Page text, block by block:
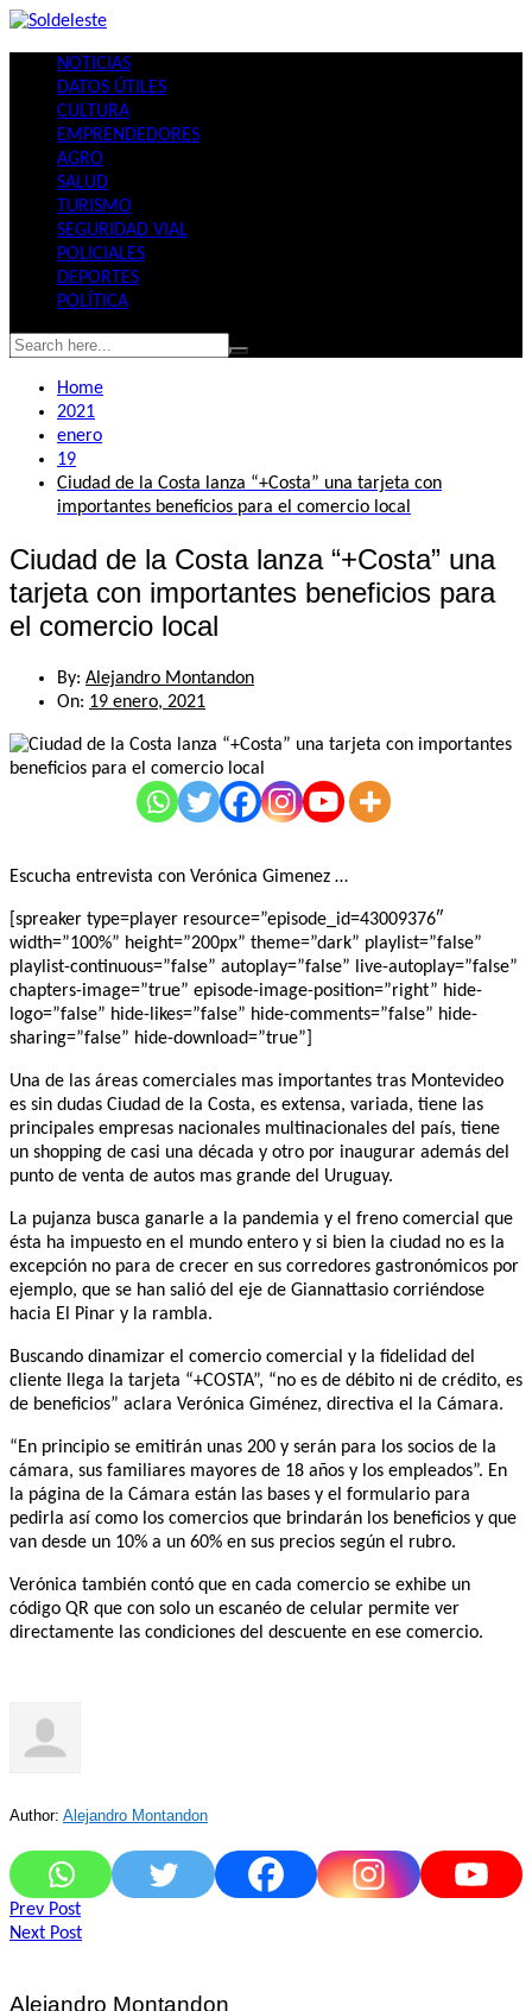
Skip
contentNOTICIAS
DATOS ÚTILES
CULTURA
EMPRENDEDORES
AGRO
SALUD
TURISMO
SEGURIDAD VIAL
POLICIALES
DEPORTES
POLÍTICA
Home
2021
enero
19
Ciudad de la Costa lanza “+Costa” una tarjeta con
importantes beneficios para el comercio local
Ciudad de la Costa lanza “+Costa” una
tarjeta con importantes beneficios para
el comercio local
By: Alejandro Montandon
On: 19 enero, 2021
Escucha entrevista con Verónica Gimenez …
[spreaker type=player resource=”episode_id=43009376″
width=”100%” height=”200px” theme=”dark” playlist=”false”
playlist-continuous=”false” autoplay=”false” live-autoplay=”false”
chapters-image=”true” episode-image-position=”right” hide-
logo=”false” hide-likes=”false” hide-comments=”false” hide-
sharing=”false” hide-download=”true”]
Una de las áreas comerciales mas importantes tras Montevideo
es sin dudas Ciudad de la Costa, es extensa, variada, tiene las
principales empresas nacionales multinacionales del país, tiene
un shopping de casi una década y otro por inaugurar además del
punto de venta de autos mas grande del Uruguay.
La pujanza busca ganarle a la pandemia y el freno comercial que
ésta ha impuesto en el mundo entero y si bien la ciudad no es la
excepción no para de crecer en sus corredores gastronómicos por
ejemplo, que se han salió del eje de Giannattasio corriéndose
hacia El Pinar y la rambla.
Buscando dinamizar el comercio comercial y la fidelidad del
cliente llega la tarjeta “+COSTA”, “no es de débito ni de crédito, es
de beneficios” aclara Verónica Giménez, directiva el la Cámara.
“En principio se emitirán unas 200 y serán para los socios de la
cámara, sus familiares mayores de 18 años y los empleados”. En
la página de la Cámara están las bases y el formulario para
pedirla así como los comercios que brindarán los beneficios y que
van desde un 10% a un 60% en sus precios según el rubro.
Verónica también contó que en cada comercio se exhibe un
código QR que con solo un escanéo de celular permite ver
directamente las condiciones del descuente en ese comercio.
Author: Alejandro Montandon
Navegación
de
Prev Post
Next Post
Alejandro Montandon